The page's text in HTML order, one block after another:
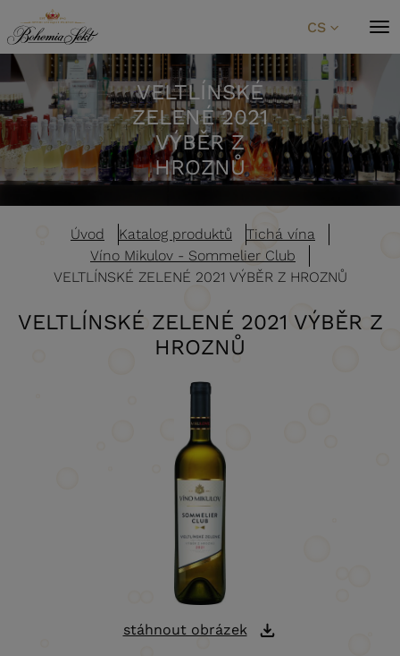
Přeskočit na obsah
CS
VELTLÍNSKÉ
ZELENÉ 2021
VÝBĚR Z
HROZNŮ
Úvod Katalog produktů
Tichá vína
Víno Mikulov - Sommelier Club
VELTLÍNSKÉ ZELENÉ 2021 VÝBĚR Z HROZNŮ
VELTLÍNSKÉ ZELENÉ 2021 VÝBĚR Z
HROZNŮ
stáhnout obrázek